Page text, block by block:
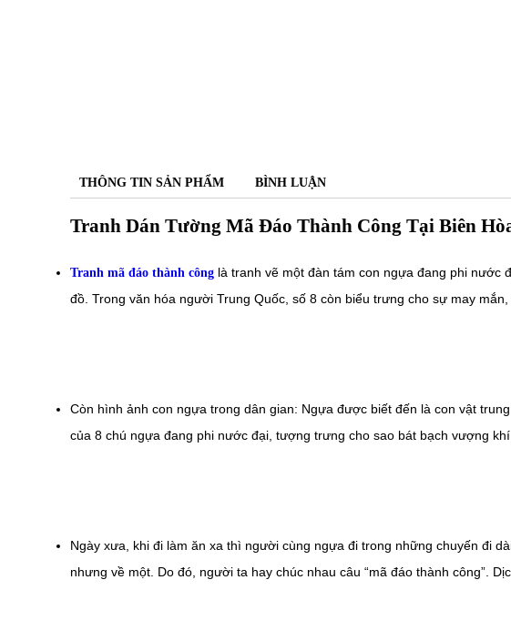
THÔNG TIN SẢN PHẨM BÌNH LUẬN
Tranh Dán Tường Mã Đáo Thành Công Tại Biên
Tranh mã đáo thành công là tranh vẽ một đàn tám con ngựa đang phi nước
đồ. Trong văn hóa người Trung Quốc, số 8 còn biểu trưng cho sự may
Còn hình ảnh con ngựa trong dân gian: Ngựa được biết đến là con vật
của 8 chú ngựa đang phi nước đại, tượng trưng cho sao bát bạch vượng khí.
Ngày xưa, khi đi làm ăn xa thì người cùng ngựa đi trong những chuyến đi
nhưng về một. Do đó, người ta hay chúc nhau câu “mã đáo thành công”.